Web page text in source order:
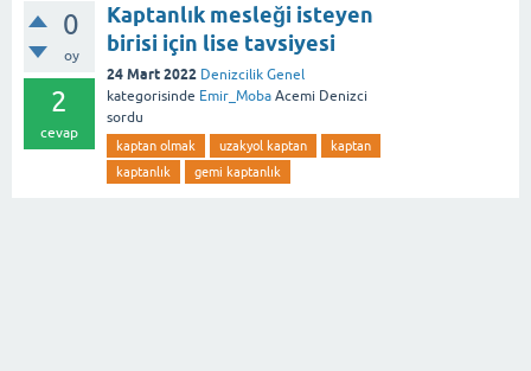
0
oy
2
cevap
Kaptanlık mesleği isteyen
birisi için lise tavsiyesi
24 Mart 2022 Denizcilik Genel
kategorisinde Emir_Moba Acemi Denizci
sordu
kaptan olmak uzakyol kaptan
kaptan
kaptanlık
gemi kaptanlık